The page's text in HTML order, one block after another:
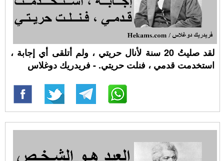
لقد صليتُ 20 سنة لأنال حريتي ، ولم أتلقى أي إجابة ،
استخدمت قدمي ، فنلت حريتي. - فريدريك دوغلاس